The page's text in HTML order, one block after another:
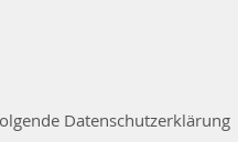
Datenschutzerklärung